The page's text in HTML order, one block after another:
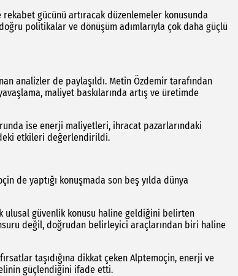
gücünü artıracak düzenlemeler konusunda
politikalar ve dönüşüm adımlarıyla çok daha güçlü
analizler de paylaşıldı. Metin Özdemir tarafından
maliyet baskılarında artış ve üretimde
ise enerji maliyetleri, ihracat pazarlarındaki
etkileri değerlendirildi.
de yaptığı konuşmada son beş yılda dünya
ulusal güvenlik konusu haline geldiğini belirten
değil, doğrudan belirleyici araçlarından biri haline
taşıdığına dikkat çeken Alptemoçin, enerji ve
güçlendiğini ifade etti.